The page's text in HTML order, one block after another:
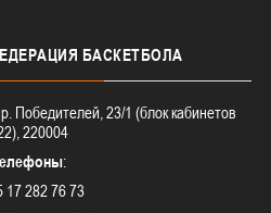
БАСКЕТБОЛА
Победителей, 23/1 (блок кабинетов
220004
:
17 282 76 73